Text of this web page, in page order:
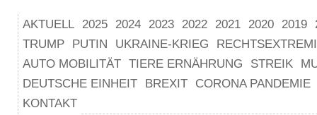
AKTUELL 2025 2024 2023 2022 2021 2020 2019
TRUMP
PUTIN UKRAINE-KRIEG
AUTO MOBILITÄT TIERE ERNÄHRUNG STREIK
DEUTSCHE EINHEIT
BREXIT
CORONA PANDEMIE
KONTAKT